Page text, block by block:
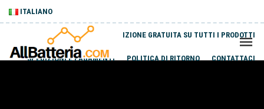
ITALIANO
SPEDIZIONE GRATUITA SU TUTTI I PRODOTTI
SPEDIZIONI E PAGAMENTI POLITICA DI RITORNO CONTATTACI